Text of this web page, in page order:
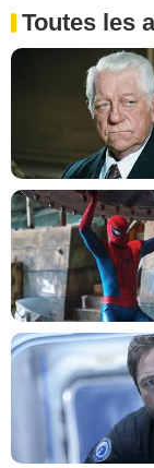
Toutes les